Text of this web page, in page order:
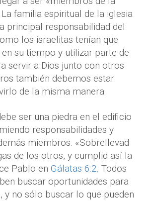
familia espiritual de la iglesia
principal responsabilidad del
los israelitas tenían que
su tiempo y utilizar parte de
servir a Dios junto con otros
también debemos estar
de la misma manera.
ser una piedra en el edificio
responsabilidades y
miembros. «Sobrellevad
de los otros, y cumplid así la
Pablo en Gálatas 6:2. Todos
buscar oportunidades para
y no sólo buscar lo que pueden